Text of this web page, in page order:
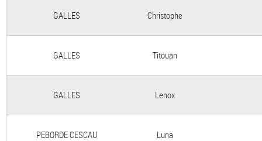
GALLES Christophe
GALLES Titouan
GALLES Lenox
PEBORDE CESCAU Luna